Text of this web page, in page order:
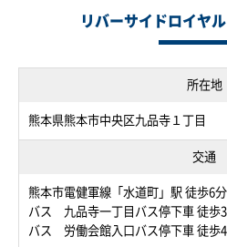
リバーサイドロイヤ
所在地
熊本県熊本市中央区九品寺１丁目
交通
熊本市電健軍線「水道町」駅 徒歩6分
バス 九品寺一丁目バス停下車 徒歩
バス 労働会館入口バス停下車 徒歩